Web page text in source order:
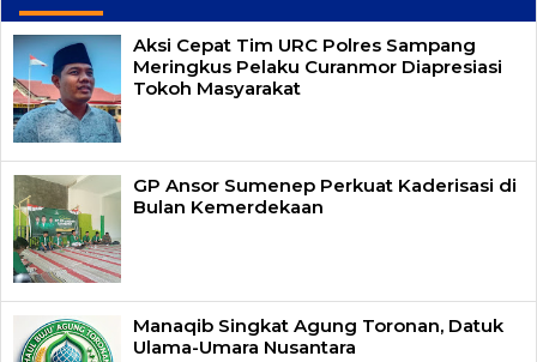
Aksi Cepat Tim URC Polres Sampang
Meringkus Pelaku Curanmor Diapresiasi
Tokoh Masyarakat
GP Ansor Sumenep Perkuat Kaderisasi di
Bulan Kemerdekaan
Manaqib Singkat Agung Toronan, Datuk
Ulama-Umara Nusantara